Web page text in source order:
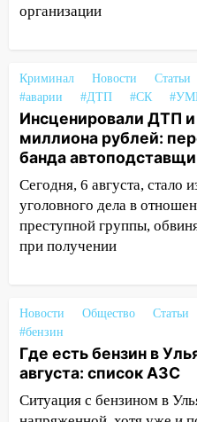
передумать
повысят зарплату
более 4,6 миллиона
судом предстанет
автоподставщиков
13:36 В Инзе
13:00
В суде
мужчины, которого
обвиняли в
животными
провернул хитрую
проездными
12:10 Ульяновский
120 тысяч долга
организации
Криминал Новости
Статьи
#аварии
#ДТП #СК
Инсценировали ДТП
миллиона рублей:
банда
Сегодня, 6 августа, стало
уголовного дела в
преступной группы,
при получении
Новости Общество
Статьи
#бензин
Где есть бензин в
августа: список АЗС
Ситуация с бензином в